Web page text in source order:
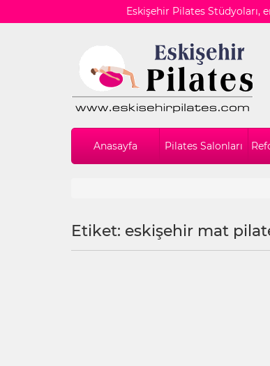
Eskişehir Pilates
Anasayfa Pilates Salonları
Etiket: eskişehir mat